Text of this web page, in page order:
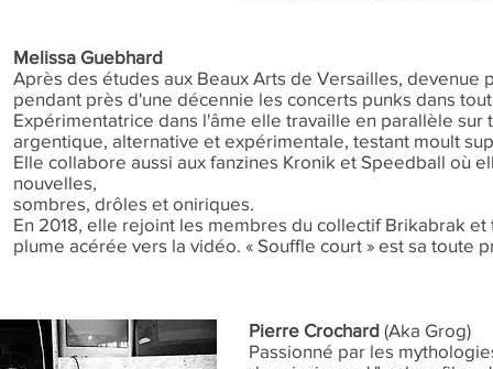
Melissa Guebhard
Après des études aux Beaux Arts de Versailles,
pendant près d'une décennie les concerts punks dans
Expérimentatrice dans l'âme elle travaille en parallèle
argentique, alternative et expérimentale, testant moult
Elle collabore aussi aux fanzines Kronik et Speedball où
nouvelles,
sombres, drôles et oniriques.
En 2018, elle rejoint les membres du collectif Brikabrak
plume acérée vers la vidéo. « Souffle court » est sa toute
Pierre Crochard (Aka Grog)
Passionné par les